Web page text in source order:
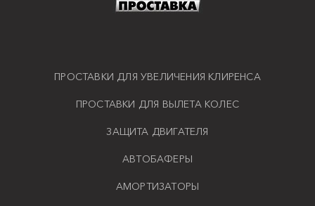
ПРОСТАВКИ ДЛЯ УВЕЛИЧЕНИЯ КЛИРЕНСА
ПРОСТАВКИ ДЛЯ ВЫЛЕТА КОЛЕС
ЗАЩИТА ДВИГАТЕЛЯ
АВТОБАФЕРЫ
АМОРТИЗАТОРЫ